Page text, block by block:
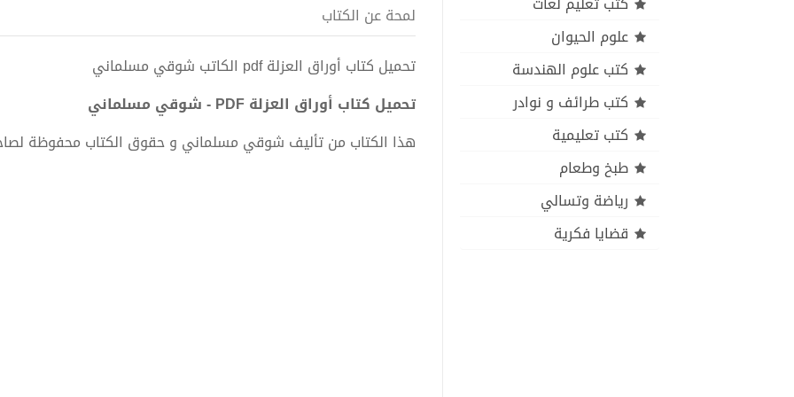
علوم الحيوان
كتب علوم الهندسة
كتب طرائف و نوادر
كتب تعليمية
طبخ وطعام
رياضة وتسالي
قضايا فكرية
لمحة عن الكتاب
تحميل كتاب أوراق العزلة pdf الكاتب شوقي مسلماني
تحميل كتاب أوراق العزلة PDF - شوقي مسلماني
هذا الكتاب من تأليف شوقي مسلماني و حقوق الكتاب محفوظة